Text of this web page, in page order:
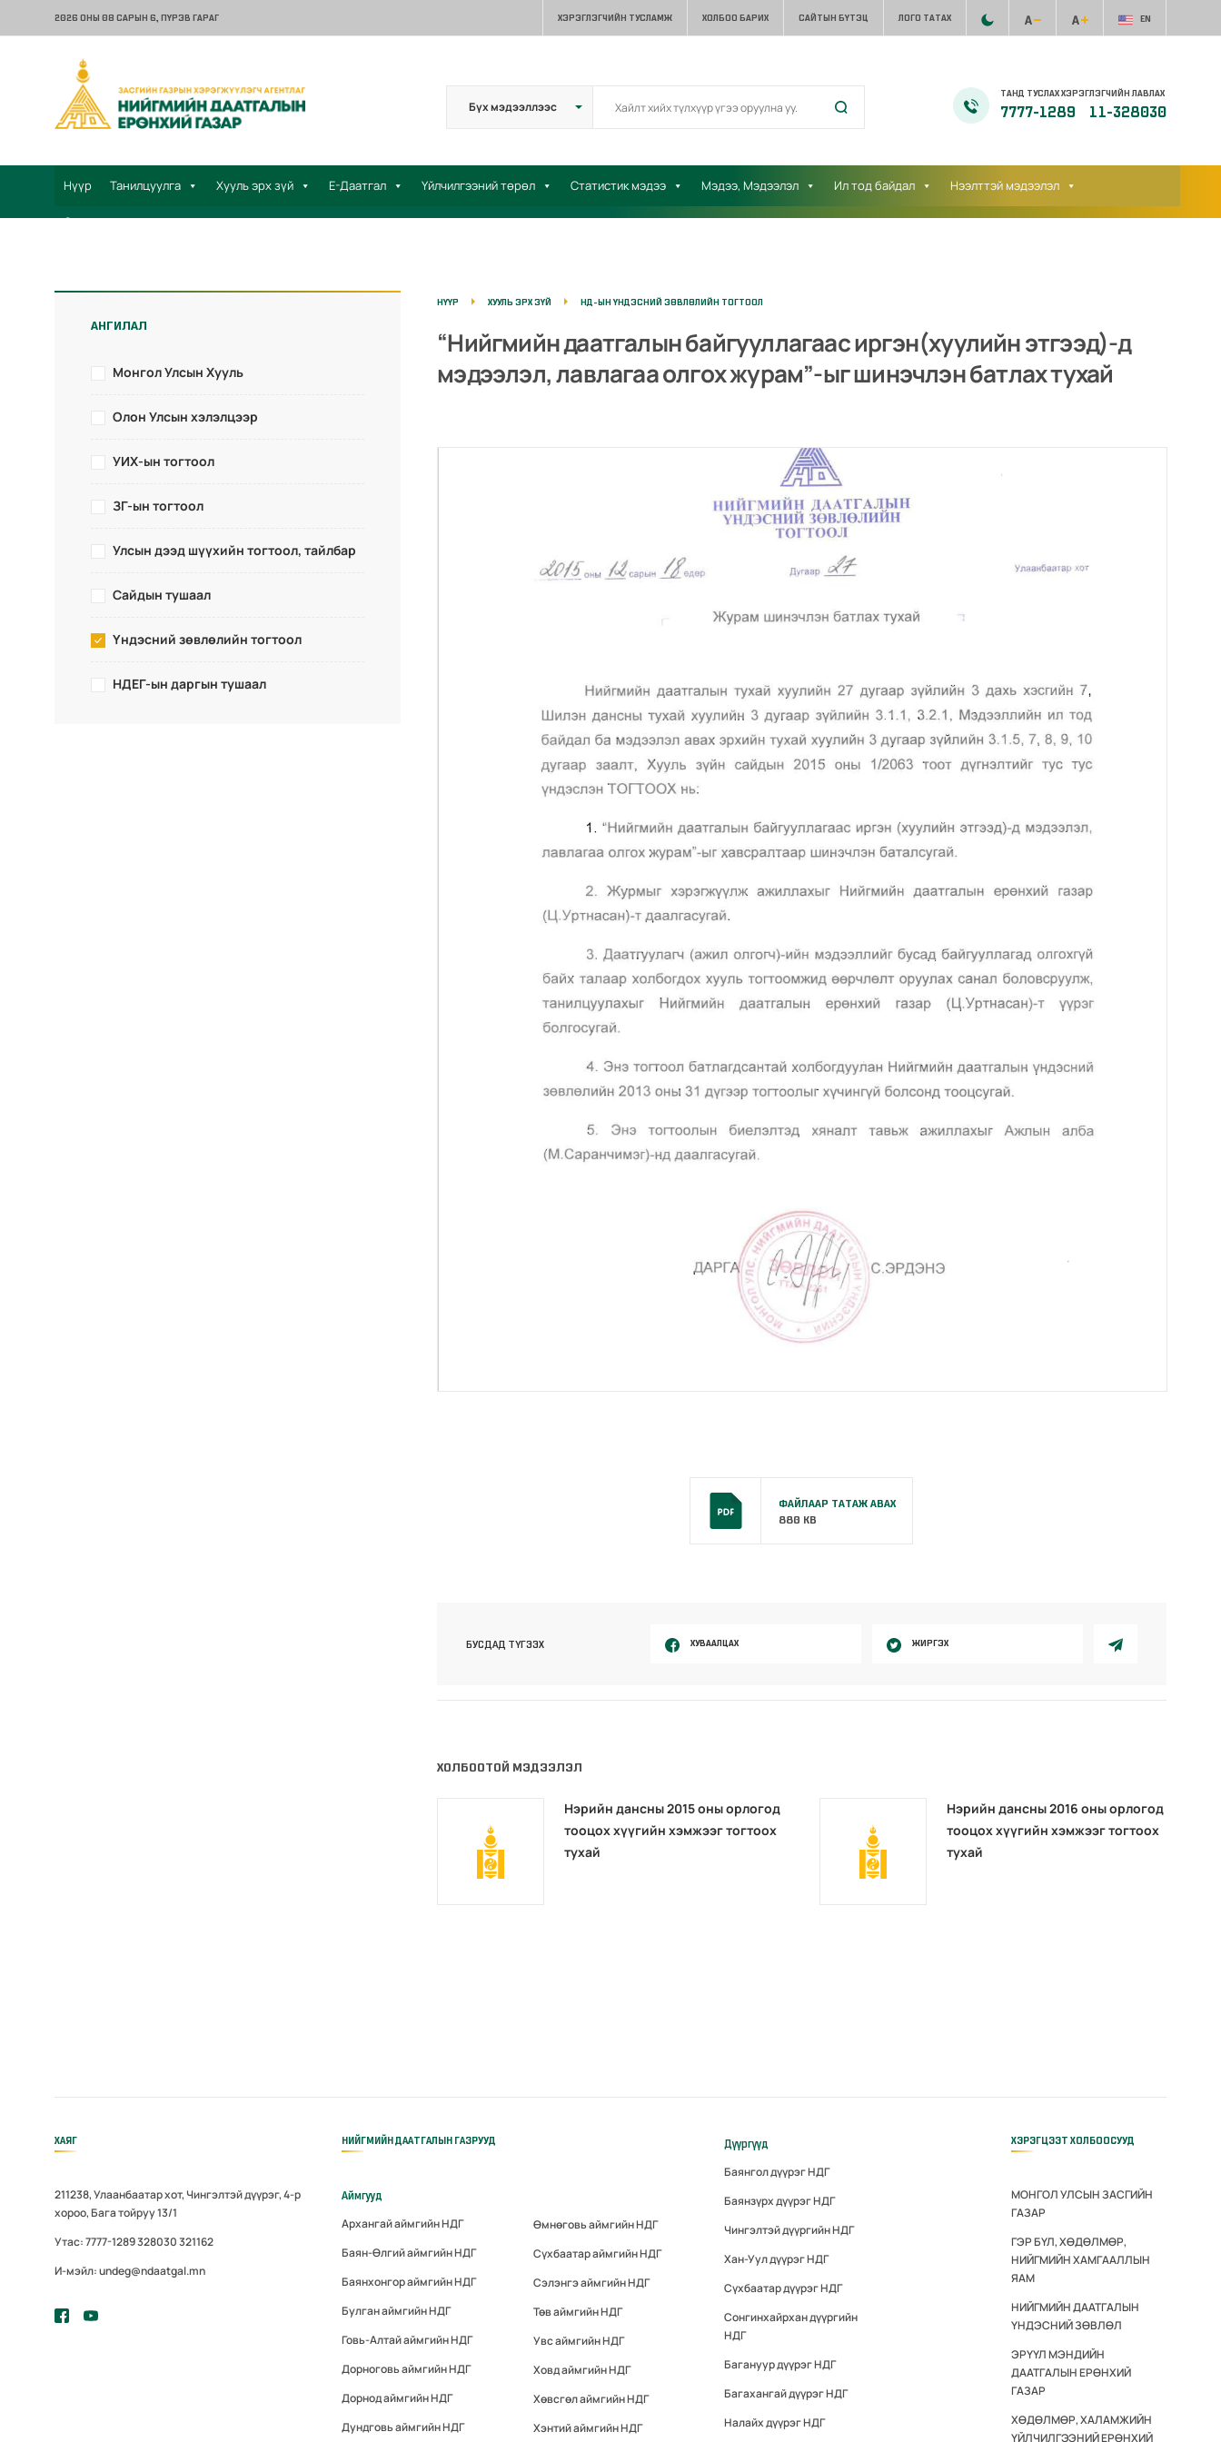
2026 ОНЫ 08 САРЫН 6, ПҮРЭВ ГАРАГ ХЭРЭГЛЭГЧИЙН ТУСЛАМЖ ХОЛБОО БАРИХ САЙТЫН БҮТЭЦ ЛОГО ТАТАХ EN
ТАНД ТУСЛАХ ХЭРЭГЛЭГЧИЙН ЛАВЛАХ
7777-1289 11-328030
Нүүр Танилцуулга Хууль эрх зүй Е-Даатгал Үйлчилгээний төрөл Статистик мэдээ Мэдээ, Мэдээлэл Ил тод байдал Нээлттэй мэдээлэл
Санал хүсэлт
АНГИЛАЛ
Монгол Улсын Хууль
Олон Улсын хэлэлцээр
УИХ-ын тогтоол
ЗГ-ын тогтоол
Улсын дээд шүүхийн тогтоол, тайлбар
Сайдын тушаал
Үндэсний зөвлөлийн тогтоол
НДЕГ-ын даргын тушаал
НҮҮР ХУУЛЬ ЭРХ ЗҮЙ НД-ЫН ҮНДЭСНИЙ ЗӨВЛӨЛИЙН ТОГТООЛ
“Нийгмийн даатгалын байгууллагаас иргэн(хуулийн этгээд)-д
мэдээлэл, лавлагаа олгох журам”-ыг шинэчлэн батлах тухай
ФАЙЛААР ТАТАЖ АВАХ
880 KB
БУСДАД ТҮГЭЭХ ХУВААЛЦАХ ЖИРГЭХ
ХОЛБООТОЙ МЭДЭЭЛЭЛ
Нэрийн дансны 2015 оны орлогод
тооцох хүүгийн хэмжээг тогтоох
тухай
Нэрийн дансны 2016 оны орлогод
тооцох хүүгийн хэмжээг тогтоох
тухай
ХАЯГ
211238, Улаанбаатар хот, Чингэлтэй дүүрэг, 4-р
хороо, Бага тойруу 13/1
Утас: 7777-1289 328030 321162
И-мэйл: undeg@ndaatgal.mn
НИЙГМИЙН ДААТГАЛЫН ГАЗРУУД
Аймгууд
Архангай аймгийн НДГ
Баян-Өлгий аймгийн НДГ
Баянхонгор аймгийн НДГ
Булган аймгийн НДГ
Говь-Алтай аймгийн НДГ
Дорноговь аймгийн НДГ
Дорнод аймгийн НДГ
Дундговь аймгийн НДГ
Өмнөговь аймгийн НДГ
Сүхбаатар аймгийн НДГ
Сэлэнгэ аймгийн НДГ
Төв аймгийн НДГ
Увс аймгийн НДГ
Ховд аймгийн НДГ
Хөвсгөл аймгийн НДГ
Хэнтий аймгийн НДГ
Дүүргүүд
Баянгол дүүрэг НДГ
Баянзүрх дүүрэг НДГ
Чингэлтэй дүүргийн НДГ
Хан-Уул дүүрэг НДГ
Сүхбаатар дүүрэг НДГ
Сонгинхайрхан дүүргийн
НДГ
Багануур дүүрэг НДГ
Багахангай дүүрэг НДГ
Налайх дүүрэг НДГ
ХЭРЭГЦЭЭТ ХОЛБООСУУД
МОНГОЛ УЛСЫН ЗАСГИЙН
ГАЗАР
ГЭР БҮЛ, ХӨДӨЛМӨР,
НИЙГМИЙН ХАМГААЛЛЫН
ЯАМ
НИЙГМИЙН ДААТГАЛЫН
ҮНДЭСНИЙ ЗӨВЛӨЛ
ЭРҮҮЛ МЭНДИЙН
ДААТГАЛЫН ЕРӨНХИЙ
ГАЗАР
ХӨДӨЛМӨР, ХАЛАМЖИЙН
ҮЙЛЧИЛГЭЭНИЙ ЕРӨНХИЙ